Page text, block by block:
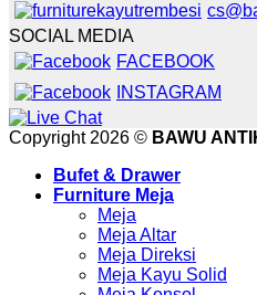
SOCIAL MEDIA
FACEBOOK
INSTAGRAM
Copyright 2026 © BAWU
Bufet & Drawer
Furniture Meja
Meja
Meja Altar
Meja Direksi
Meja Kayu Solid